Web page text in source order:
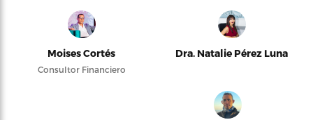
Moises Cortés
Consultor Financiero
Dra. Natalie Pérez Luna